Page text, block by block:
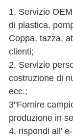
1, Servizio
di plastica,
Coppa, tazza,
clienti;
2, Servizio
costruzione di
ecc.;
3"Fornire
produzione in
4, rispondi all'